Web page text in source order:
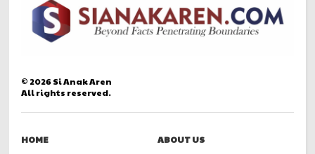
© 2026Si Anak Aren
All rights reserved.
HOME ABOUT US